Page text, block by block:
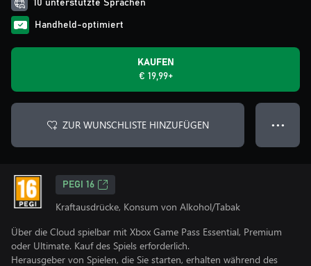
10 unterstützte Sprachen
Handheld-optimiert
KAUFEN
€ 19,99+
ZUR WUNSCHLISTE HINZUFÜGEN ● ● ●
PEGI 16
Kraftausdrücke, Konsum von Alkohol/Tabak
Über die Cloud spielbar mit Xbox Game Pass Essential, Premium
oder Ultimate. Kauf des Spiels erforderlich.
Herausgeber von Spielen, die Sie starten, erhalten während des